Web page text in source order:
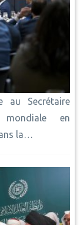
au Secrétaire
en
la…